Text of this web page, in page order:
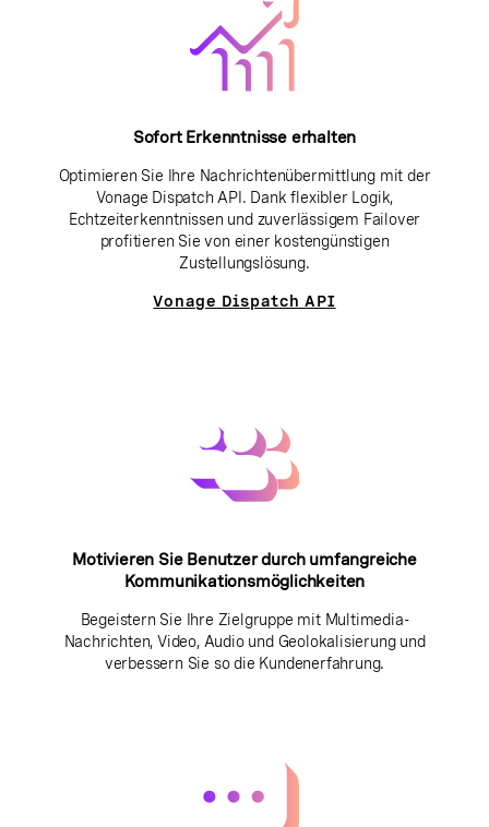
Sofort Erkenntnisse erhalten
Optimieren Sie Ihre Nachrichtenübermittlung mit der
Vonage Dispatch API. Dank flexibler Logik,
Echtzeiterkenntnissen und zuverlässigem Failover
profitieren Sie von einer kostengünstigen
Zustellungslösung.
Vonage Dispatch API
Motivieren Sie Benutzer durch umfangreiche
Kommunikationsmöglichkeiten
Begeistern Sie Ihre Zielgruppe mit Multimedia-
Nachrichten, Video, Audio und Geolokalisierung und
verbessern Sie so die Kundenerfahrung.